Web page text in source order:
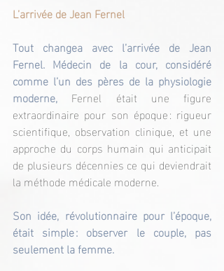
L’arrivée de Jean Fernel
Tout changea avec l’arrivée de Jean
Fernel. Médecin de la cour, considéré
comme l’un des pères de la physiologie
moderne, Fernel était une figure
extraordinaire pour son époque : rigueur
scientifique, observation clinique, et une
approche du corps humain qui anticipait
de plusieurs décennies ce qui deviendrait
la méthode médicale moderne.
Son idée, révolutionnaire pour l’époque,
était simple : observer le couple, pas
seulement la femme.